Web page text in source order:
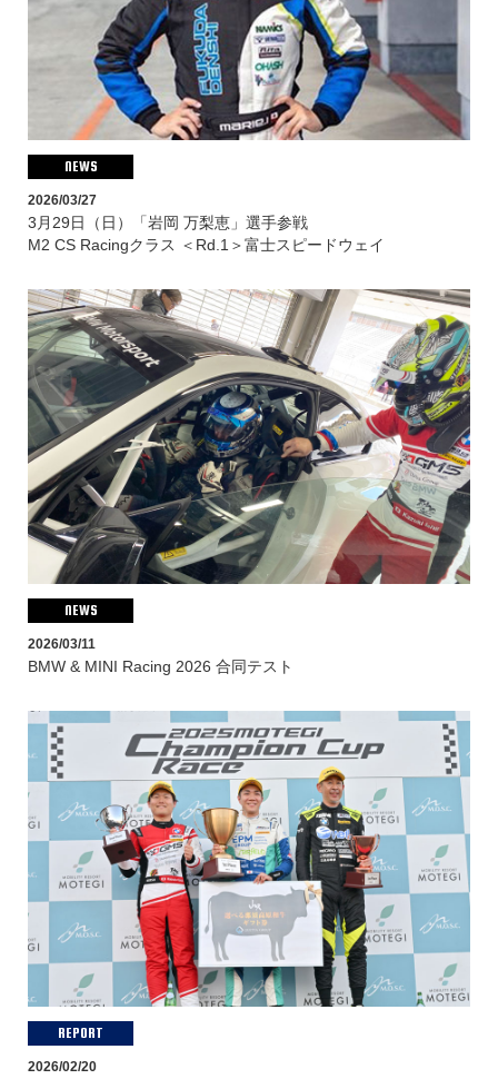
NEWS
2026/03/27
3月29日（日）「岩岡 万梨恵」選手参戦
M2 CS Racingクラス ＜Rd.1＞富士スピードウェイ
NEWS
2026/03/11
BMW & MINI Racing 2026 合同テスト
REPORT
2026/02/20